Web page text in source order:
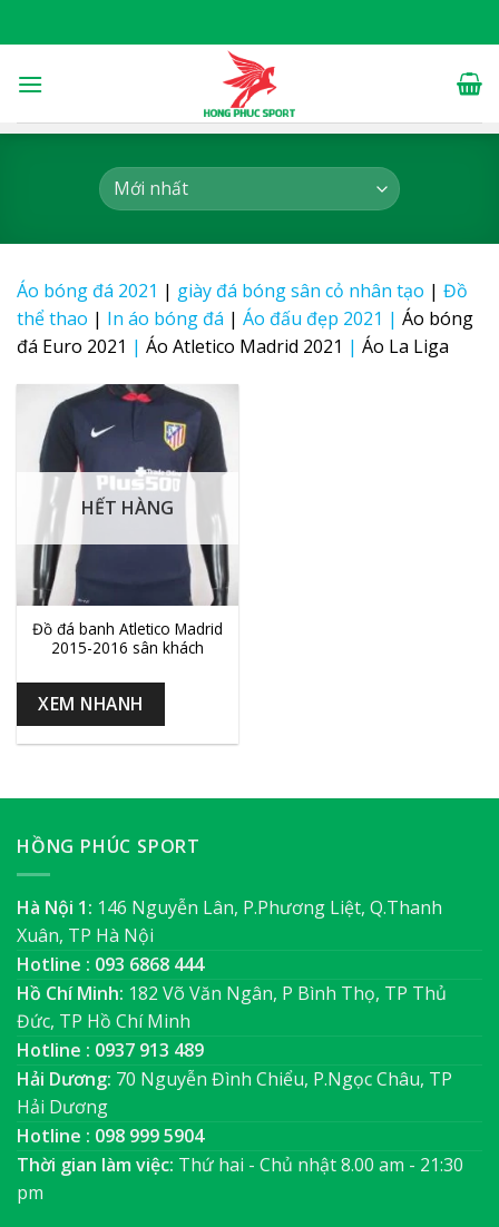
to
Áo bóng đá 2021 | giày đá bóng sân cỏ nhân tạo | Đồ
thể thao | In áo bóng đá | Áo đấu đẹp 2021 | Áo bóng
đá Euro 2021 | Áo Atletico Madrid 2021 | Áo La Liga
HẾT HÀNG
Đồ đá banh Atletico Madrid
2015-2016 sân khách
XEM NHANH
HỒNG PHÚC SPORT
Hà Nội 1: 146 Nguyễn Lân, P.Phương Liệt, Q.Thanh
Xuân, TP Hà Nội
Hotline : 093 6868 444
Hồ Chí Minh: 182 Võ Văn Ngân, P Bình Thọ, TP Thủ
Đức, TP Hồ Chí Minh
Hotline : 0937 913 489
Hải Dương: 70 Nguyễn Đình Chiểu, P.Ngọc Châu, TP
Hải Dương
Hotline : 098 999 5904
Thời gian làm việc: Thứ hai - Chủ nhật 8.00 am - 21:30
pm